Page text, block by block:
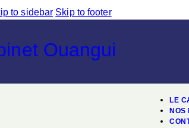
to sidebar Skip to footer
LE
NOS